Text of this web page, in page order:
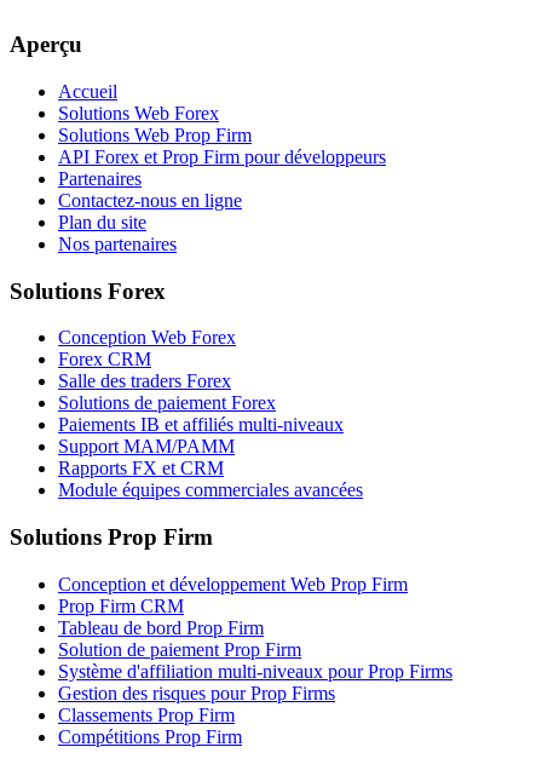
Aperçu
Accueil
Solutions Web Forex
Solutions Web Prop Firm
API Forex et Prop Firm pour développeurs
Partenaires
Contactez-nous en ligne
Plan du site
Nos partenaires
Solutions Forex
Conception Web Forex
Forex CRM
Salle des traders Forex
Solutions de paiement Forex
Paiements IB et affiliés multi-niveaux
Support MAM/PAMM
Rapports FX et CRM
Module équipes commerciales avancées
Solutions Prop Firm
Conception et développement Web Prop Firm
Prop Firm CRM
Tableau de bord Prop Firm
Solution de paiement Prop Firm
Système d'affiliation multi-niveaux pour Prop Firms
Gestion des risques pour Prop Firms
Classements Prop Firm
Compétitions Prop Firm